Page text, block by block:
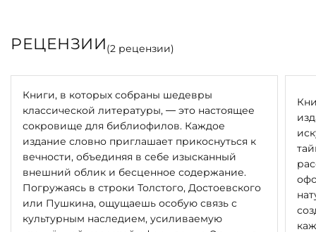
РЕЦЕНЗИИ(2 рецензии)
Книги, в которых собраны шедевры
классической литературы, — это настоящее
сокровище для библиофилов. Каждое
издание словно приглашает прикоснуться к
вечности, объединяя в себе изысканный
внешний облик и бесценное содержание.
Погружаясь в строки Толстого, Достоевского
или Пушкина, ощущаешь особую связь с
культурным наследием, усиливаемую